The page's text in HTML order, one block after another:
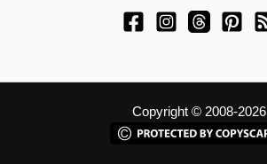
Copyright © 2008-2026